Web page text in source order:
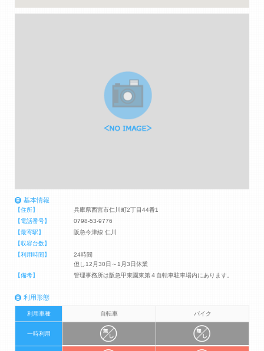
基本情報
【住所】
兵庫県西宮市仁川町2丁目44番1
【電話番号】
0798-53-9776
【最寄駅】
阪急今津線 仁川
【収容台数】
【利用時間】
24時間
但し12月30日～1月3日休業
【備考】
管理事務所は阪急甲東園東第４自転車駐車場内にあります。
利用形態
利用車種 自転車 バイク
一時利用